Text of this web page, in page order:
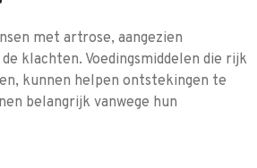
met artrose, aangezien
klachten. Voedingsmiddelen die rijk
kunnen helpen ontstekingen te
belangrijk vanwege hun